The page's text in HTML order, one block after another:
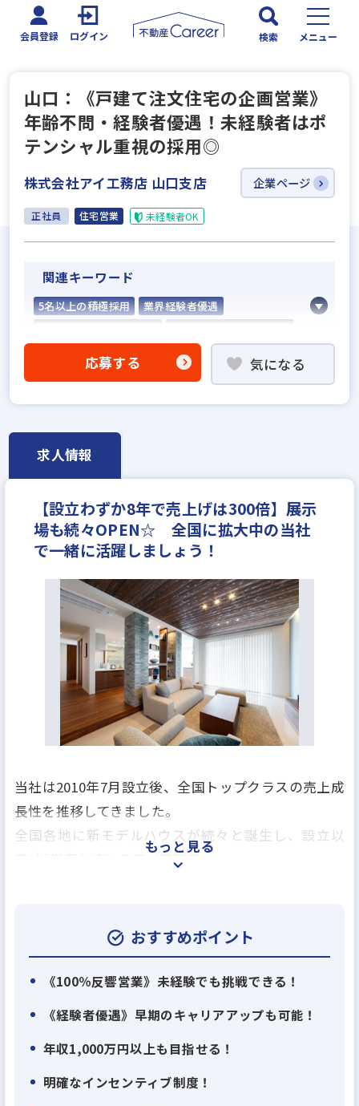
会員登録 ログイン 検索 メニュー
山口：《戸建て注文住宅の企画営業》
年齢不問・経験者優遇！未経験者はポ
テンシャル重視の採用◎
株式会社アイ工務店 山口支店 企業ページ
正社員 住宅営業 未経験者OK
関連キーワード
5名以上の積極採用
業界経験者優遇
高級賃貸仲介営業の経験者歓迎
固定給25万円以上
宅建取引士歓迎
研修制度あり
マイカー通勤可
女性が活躍中
ノルマ無し
完全週休2日 休日シフト制 反響営業
応募する 気になる
求人情報
【設立わずか8年で売上げは300倍】展示
場も続々OPEN☆ 全国に拡大中の当社
で一緒に活躍しましょう！
当社は2010年7月設立後、全国トップクラスの売上成
長性を推移してきました。
全国各地に新モデルハウスが続々と誕生し、設立以
来2桁増収を続けるアイ工務店。
【当社について】
大阪を中心に、関西、中国、四国、九州、東海、北
まにご評価頂き、延べ1万件のお客さまとご縁を頂き
ました。
『社員一人ひとりが会社をつくっていく』という気
もっと見る
おすすめポイント
《100％反響営業》未経験でも挑戦できる！
《経験者優遇》早期のキャリアアップも可能！
年収1,000万円以上も目指せる！
明確なインセンティブ制度！